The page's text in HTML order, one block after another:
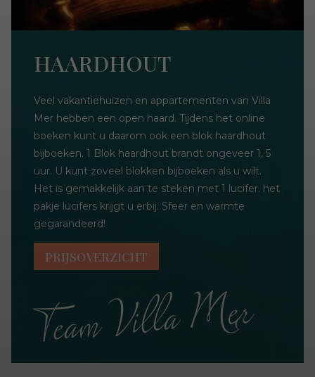
HAARDHOUT
Veel vakantiehuizen en appartementen van Villa
Mer hebben een open haard. Tijdens het online
boeken kunt u daarom ook een blok haardhout
bijboeken. 1 Blok haardhout brandt ongeveer 1, 5
uur. U kunt zoveel blokken bijboeken als u wilt.
Het is gemakkelijk aan te steken met 1 lucifer. het
pakje lucifers krijgt u erbij. Sfeer en warmte
gegarandeerd!
PRIJSOVERZICHT